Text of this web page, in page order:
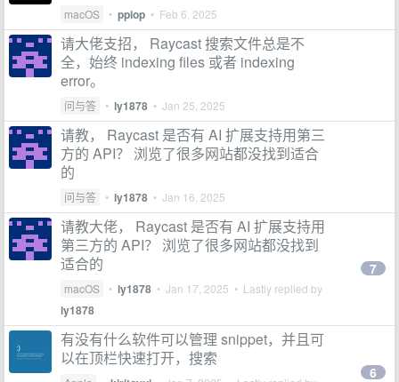
macOS • ppiop • Feb 6, 2025
请大佬支招， Raycast 搜索文件总是不
全，始终 indexing files 或者 indexing
error。
问与答 • ly1878 • Jan 25, 2025
请教， Raycast 是否有 AI 扩展支持用第三
方的 API？ 浏览了很多网站都没找到适合
的
问与答 • ly1878 • Jan 16, 2025
请教大佬， Raycast 是否有 AI 扩展支持用
第三方的 API？ 浏览了很多网站都没找到
适合的
macOS • ly1878 • Jan 17, 2025 • Lastly replied by
ly1878
7
有没有什么软件可以管理 snippet，并且可
以在顶栏快速打开，搜索
6